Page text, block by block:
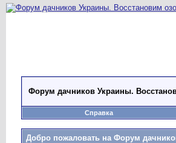
Форум дачников Украины.
Справка
Добро пожаловать на Форум